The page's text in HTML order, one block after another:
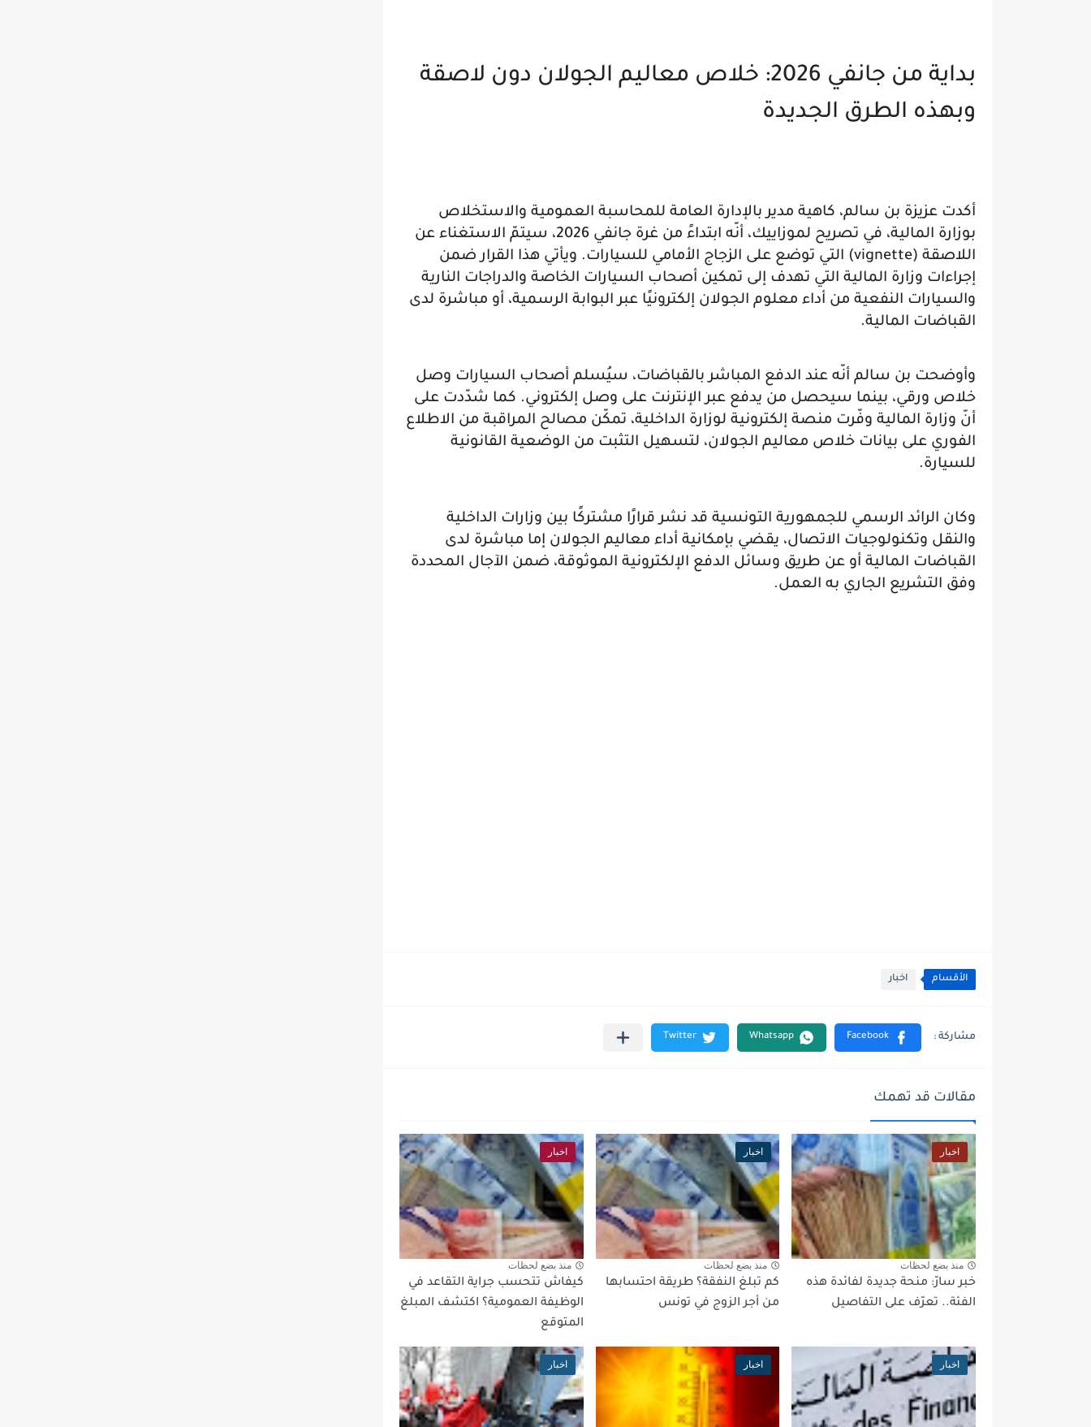
بداية من جانفي 2026: خلاص معاليم الجولان دون لاصقة
وبهذه الطرق الجديدة
أكدت عزيزة بن سالم، كاهية مدير بالإدارة العامة للمحاسبة العمومية والاستخلاص
بوزارة المالية، في تصريح لموزاييك، أنّه ابتداءً من غرة جانفي 2026، سيتمّ الاستغناء عن
اللاصقة (vignette) التي توضع على الزجاج الأمامي للسيارات. ويأتي هذا القرار ضمن
إجراءات وزارة المالية التي تهدف إلى تمكين أصحاب السيارات الخاصة والدراجات النارية
والسيارات النفعية من أداء معلوم الجولان إلكترونيًا عبر البوابة الرسمية، أو مباشرة لدى
القباضات المالية.
وأوضحت بن سالم أنّه عند الدفع المباشر بالقباضات، سيُسلم أصحاب السيارات وصل
خلاص ورقي، بينما سيحصل من يدفع عبر الإنترنت على وصل إلكتروني. كما شدّدت على
أنّ وزارة المالية وفّرت منصة إلكترونية لوزارة الداخلية، تمكّن مصالح المراقبة من الاطلاع
الفوري على بيانات خلاص معاليم الجولان، لتسهيل التثبت من الوضعية القانونية
للسيارة.
وكان الرائد الرسمي للجمهورية التونسية قد نشر قرارًا مشتركًا بين وزارات الداخلية
والنقل وتكنولوجيات الاتصال، يقضي بإمكانية أداء معاليم الجولان إما مباشرة لدى
القباضات المالية أو عن طريق وسائل الدفع الإلكترونية الموثوقة، ضمن الآجال المحددة
وفق التشريع الجاري به العمل.
الأقسام اخبار
مقالات قد تهمك
اخبار
منذ بضع لحظات
خبر سارّ: منحة جديدة لفائدة هذه
الفئة.. تعرّف على التفاصيل
اخبار
منذ بضع لحظات
كم تبلغ النفقة؟ طريقة احتسابها
من أجر الزوج في تونس
اخبار
منذ بضع لحظات
كيفاش تتحسب جراية التقاعد في
الوظيفة العمومية؟ اكتشف المبلغ
المتوقع
اخبار اخبار اخبار